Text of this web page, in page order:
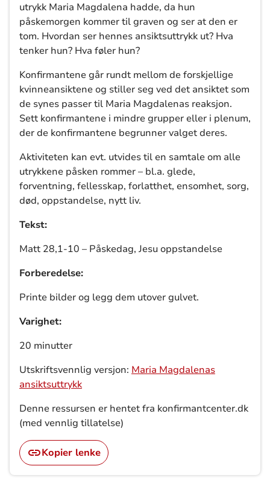
utrykk Maria Magdalena hadde, da hun
påskemorgen kommer til graven og ser at den er
tom. Hvordan ser hennes ansiktsuttrykk ut? Hva
tenker hun? Hva føler hun?
Konfirmantene går rundt mellom de forskjellige
kvinneansiktene og stiller seg ved det ansiktet som
de synes passer til Maria Magdalenas reaksjon.
Sett konfirmantene i mindre grupper eller i plenum,
der de konfirmantene begrunner valget deres.
Aktiviteten kan evt. utvides til en samtale om alle
utrykkene påsken rommer – bl.a. glede,
forventning, fellesskap, forlatthet, ensomhet, sorg,
død, oppstandelse, nytt liv.
Tekst:
Matt 28,1-10 – Påskedag, Jesu oppstandelse
Forberedelse:
Printe bilder og legg dem utover gulvet.
Varighet:
20 minutter
Utskriftsvennlig versjon: Maria Magdalenas
ansiktsuttrykk
Denne ressursen er hentet fra konfirmantcenter.dk
(med vennlig tillatelse)
Kopier lenke